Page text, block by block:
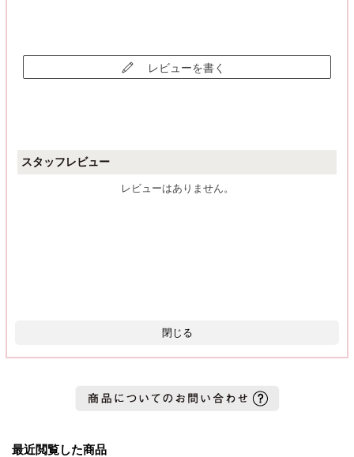
レビューを書く
スタッフレビュー
レビューはありません。
閉じる
最近閲覧した商品